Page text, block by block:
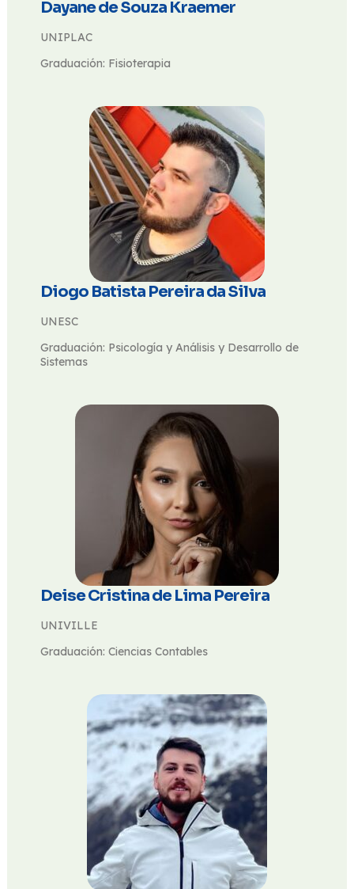
Dayane de Souza Kraemer
UNIPLAC
Graduación: Fisioterapia
Diogo Batista Pereira da Silva
UNESC
Graduación: Psicología y Análisis y Desarrollo de
Sistemas
Deise Cristina de Lima Pereira
UNIVILLE
Graduación: Ciencias Contables